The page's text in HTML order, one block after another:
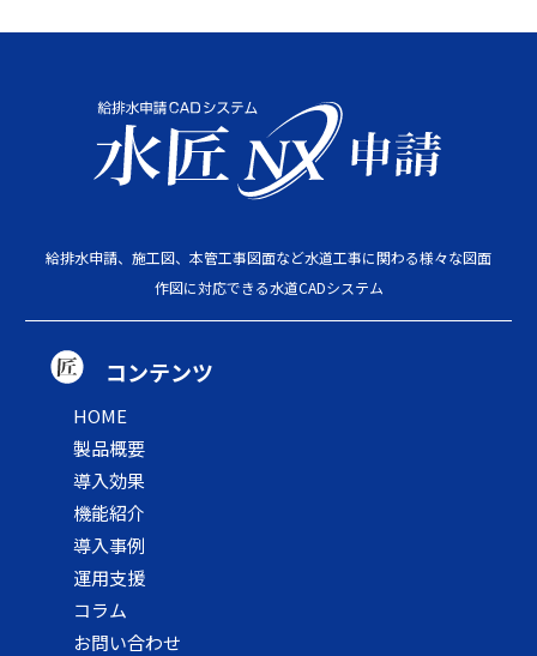
給排水申請、施工図、本管工事図面など水道工事に関わる様々な図面
作図に対応できる水道CADシステム
コンテンツ
HOME
製品概要
導入効果
機能紹介
導入事例
運用支援
コラム
お問い合わせ